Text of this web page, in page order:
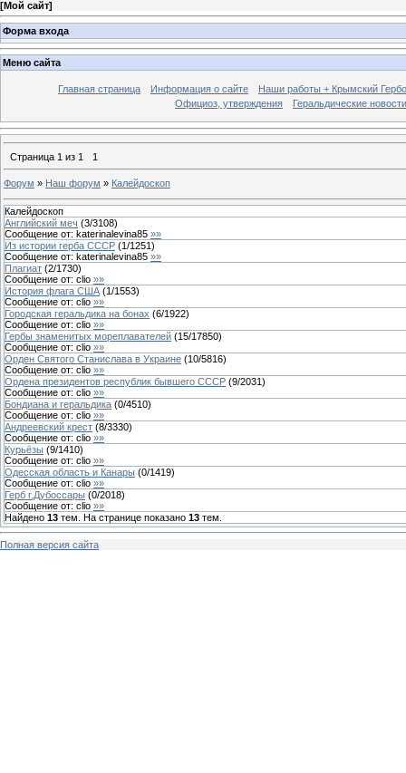
[Мой сайт]
Форма входа
Меню сайта
Главная страница Информация о сайте
Наши работы + Крымский
Официоз, утверждения
Геральдические новости
Страница 1 из 1 1
Форум » Наш форум » Калейдоскоп
Калейдоскоп
Английский меч (3/3108)
Сообщение от: katerinalevina85 »»
Из истории герба СССР (1/1251)
Сообщение от: katerinalevina85 »»
Плагиат (2/1730)
Сообщение от: clio »»
История флага США (1/1553)
Сообщение от: clio »»
Городская геральдика на бонах (6/1922)
Сообщение от: clio »»
Гербы знаменитых мореплавателей (15/17850)
Сообщение от: clio »»
Орден Святого Станислава в Украине (10/5816)
Сообщение от: clio »»
Ордена президентов республик бывшего СССР (9/2031)
Сообщение от: clio »»
Бондиана и геральдика (0/4510)
Сообщение от: clio »»
Андреевский крест (8/3330)
Сообщение от: clio »»
Курьёзы (9/1410)
Сообщение от: clio »»
Одесская область и Канары (0/1419)
Сообщение от: clio »»
Герб г.Дубоссары (0/2018)
Сообщение от: clio »»
Найдено 13 тем. На странице показано 13 тем.
Полная версия сайта